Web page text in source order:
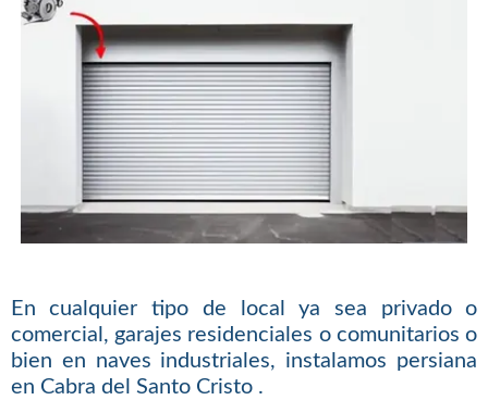
En cualquier tipo de local ya sea privado o
comercial, garajes residenciales o comunitarios o
bien en naves industriales, instalamos persiana
en Cabra del Santo Cristo .